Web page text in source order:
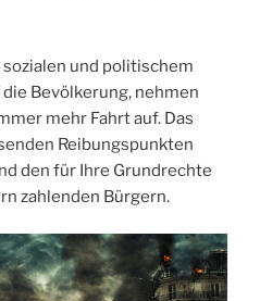
und politischem
Bevölkerung, nehmen
mehr Fahrt auf. Das
Reibungspunkten
den für Ihre Grundrechte
zahlenden Bürgern.